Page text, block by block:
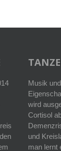
Musik
wird
Cortisol
und
man lernt